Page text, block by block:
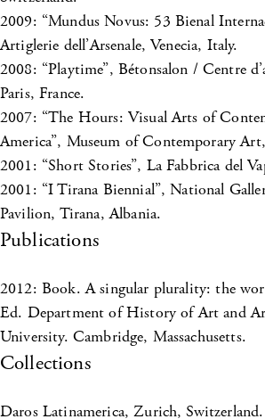
2009: “Mundus Novus: 53 Bienal
Artiglerie dell’Arsenale, Venecia, Italy.
2008: “Playtime”, Bétonsalon / Centre
Paris, France.
2007: “The Hours: Visual Arts of
America”, Museum of Contemporary
2001: “Short Stories”, La Fabbrica del
2001: “I Tirana Biennial”, National
Pavilion, Tirana, Albania.
Publications
2012: Book. A singular plurality: the
Ed. Department of History of Art and
University. Cambridge, Massachusetts.
Collections
Daros Latinamerica, Zurich, Switzerland.